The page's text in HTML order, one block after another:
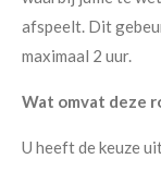
afspeelt. Dit
maximaal 2 uur.
Wat omvat deze
U heeft de keuze